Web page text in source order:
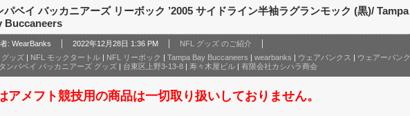
パベイ バッカニアーズ リーボック ’2005 サイドライン半袖ラグランモック (黒)/ Tampa
Buccaneers
: WearBanks 2022年12月28日 1:36 PM
NFL グッズ のご紹介
グッズ | NFL モックタートル | NFL リーボック | Tampa Bay Buccaneers | wearbanks | ウェアバンクス | ウェアーバンク
タンパベイ バッカニアーズ グッズ | 台東区上野3-13-8 | 寿々木屋ビル | 有限会社カシハラ商会
アメフト競技用の商品は一切取り扱いしておりません。